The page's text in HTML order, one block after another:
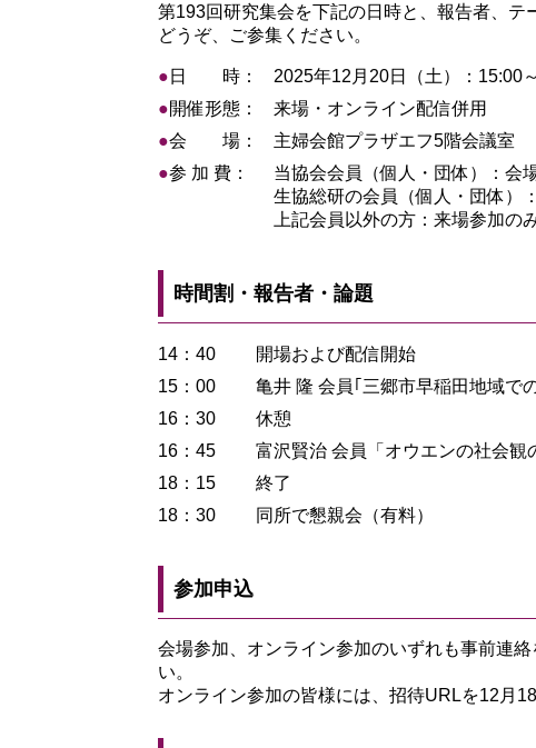
第193回研究集会を下記の日時と、報告者、テ
どうぞ、ご参集ください。
● 日 時：
2025年12月20日（土）：15:00
●開催形態：
来場・オンライン配信併用
●会 場：
主婦会館プラザエフ5階会議室
●参 加 費：
当協会会員（個人・団体）：会
生協総研の会員（個人・団体）
上記会員以外の方：来場参加の
時間割・報告者・論題
14：40
開場および配信開始
15：00
亀井 隆 会員｢三郷市早稲田地域で
16：30
休憩
16：45
富沢賢治 会員「オウエンの社会観
18：15
終了
18：30
同所で懇親会（有料）
参加申込
会場参加、オンライン参加のいずれも事前連
い。
オンライン参加の皆様には、招待URLを12月